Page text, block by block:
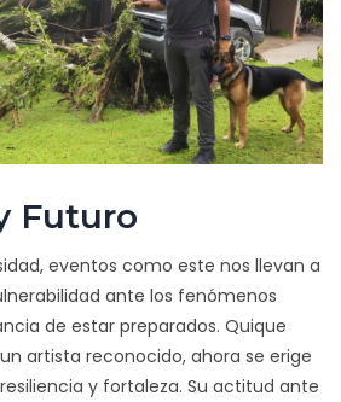
Futuro
eventos como este nos llevan a
ante los fenómenos
de estar preparados. Quique
artista reconocido, ahora se erige
y fortaleza. Su actitud ante